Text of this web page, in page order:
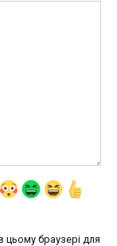
цьому браузері для